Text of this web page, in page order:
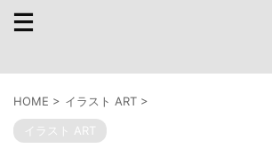
HOME > イラスト ART >
イラスト ART